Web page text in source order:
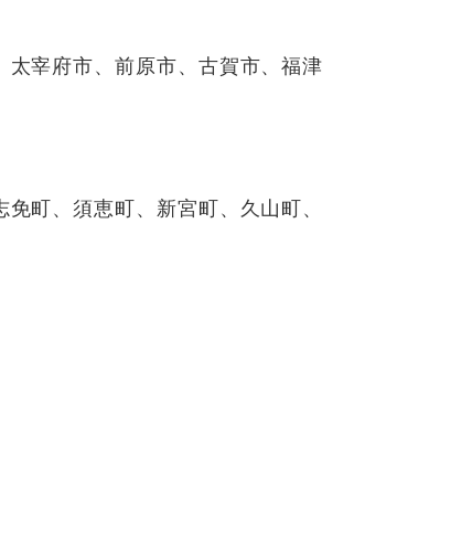
太宰府市、前原市、古賀市、福津
町、須恵町、新宮町、久山町、